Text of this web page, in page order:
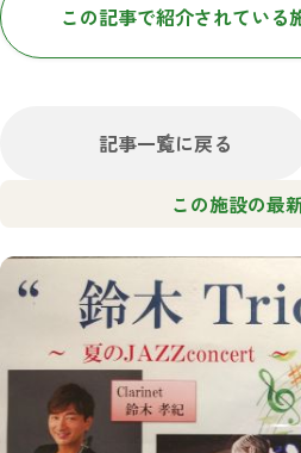
この記事で紹介されている
記事一覧に戻る
この施設の最